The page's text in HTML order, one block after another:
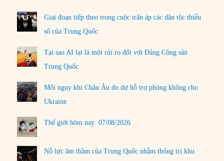
Giai đoạn tiếp theo trong cuộc trấn áp các dân tộc thiểu
số của Trung Quốc
Tại sao AI lại là một rủi ro đối với Đảng Cộng sản
Trung Quốc
Mối nguy khi Châu Âu do dự hỗ trợ phòng không cho
Ukraine
Thế giới hôm nay: 07/08/2026
Nỗ lực âm thầm của Trung Quốc nhằm thống trị khu